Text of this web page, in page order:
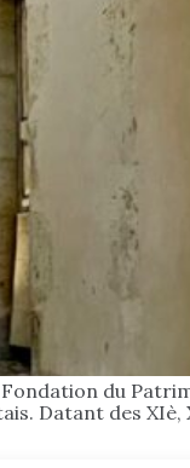
du
Datant des XIè,